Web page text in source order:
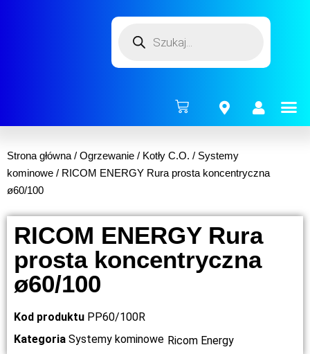
Strona główna / Ogrzewanie / Kotły C.O. / Systemy
kominowe / RICOM ENERGY Rura prosta koncentryczna
ø60/100
RICOM ENERGY Rura
prosta koncentryczna
ø60/100
Kod produktu PP60/100R
Kategoria Systemy kominowe Ricom Energy